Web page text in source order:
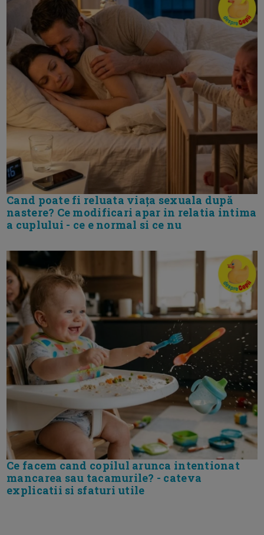
Cand poate fi reluata viața sexuala după
nastere? Ce modificari apar in relatia intima
a cuplului - ce e normal si ce nu
Ce facem cand copilul arunca intentionat
mancarea sau tacamurile? - cateva
explicatii si sfaturi utile